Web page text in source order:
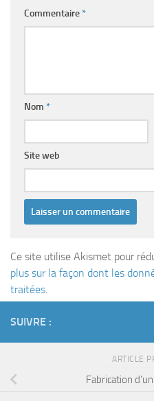
Commentaire*
Nom *
Site web
Ce site utilise Akismet pour
plus sur la façon dont les
traitées.
SUIVRE :
ARTICLE
Fabrication